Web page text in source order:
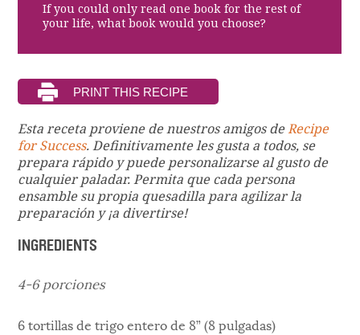
If you could only read one book for the rest of
your life, what book would you choose?
Esta receta proviene de nuestros amigos deRecipe
for Success. Definitivamente les gusta a todos, se
prepara rápido y puede personalizarse al gusto de
cualquier paladar. Permita que cada persona
ensamble su propia quesadilla para agilizar la
preparación y ¡a divertirse!
INGREDIENTS
4-6 porciones
6 tortillas de trigo entero de 8” (8 pulgadas)